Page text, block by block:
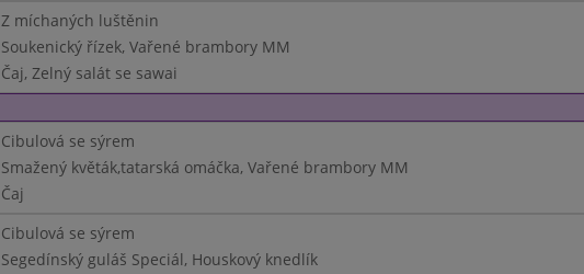
Z míchaných luštěnin
Soukenický řízek, Vařené brambory MM
Čaj, Zelný salát se sawai
Cibulová se sýrem
Smažený květák,tatarská omáčka, Vařené brambory MM
Čaj
Cibulová se sýrem
Segedínský guláš Speciál, Houskový knedlík